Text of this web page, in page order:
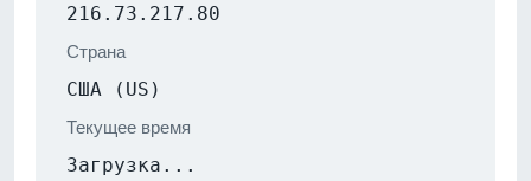
216.73.217.80
Страна
США (US)
Текущее время
Загрузка...